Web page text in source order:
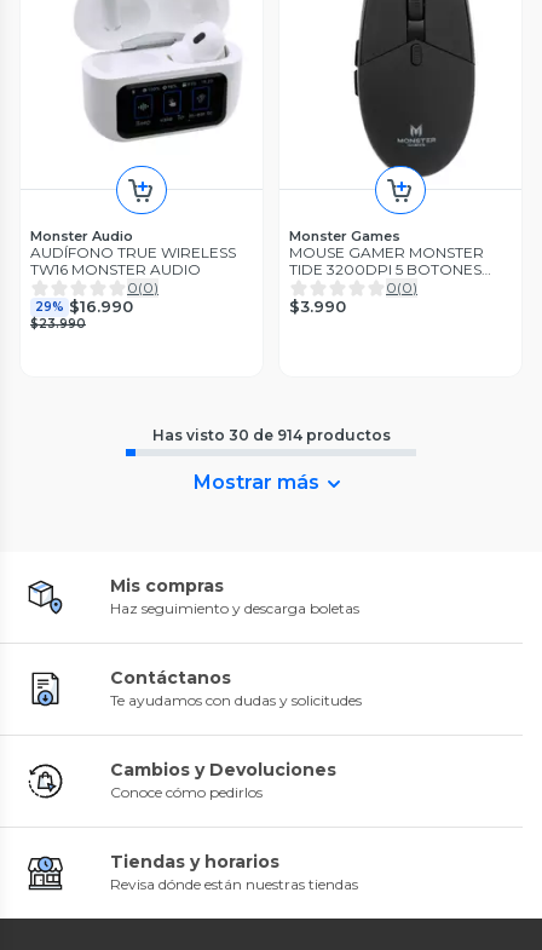
Monster Audio
AUDÍFONO TRUE WIRELESS
TW16 MONSTER AUDIO
0(0)
29% $16.990
$23.990
Monster Games
MOUSE GAMER MONSTER
TIDE 3200DPI 5 BOTONES
NEGRO
0(0)
$3.990
Has visto 30 de 914 productos
Mostrar más
Mis compras
Haz seguimiento y descarga boletas
Contáctanos
Te ayudamos con dudas y solicitudes
Cambios y Devoluciones
Conoce cómo pedirlos
Tiendas y horarios
Revisa dónde están nuestras tiendas